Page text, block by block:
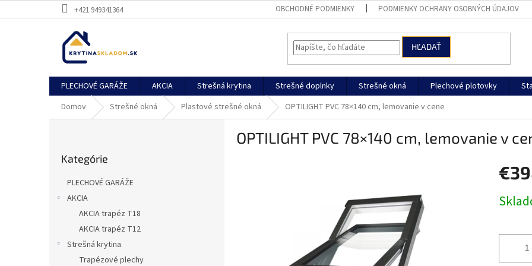
na
+421 949341364 OBCHODNÉ PODMIENKY PODMIENKY OCHRANY OSOBNÝCH ÚDAJOV
HĽADAŤ
PLECHOVÉ GARÁŽE AKCIA Strešná krytina Strešné doplnky Strešné okná Plechové plotovky
Domov
Strešné okná Plastové strešné okná OPTILIGHT PVC 78×140 cm, lemovanie v cene
kategórie
Kategórie
PLECHOVÉ GARÁŽE
AKCIA
AKCIA trapéz T18
AKCIA trapéz T12
Strešná krytina
Trapézové plechy
OPTILIGHT PVC 78×140 cm, lemovanie v
cena: